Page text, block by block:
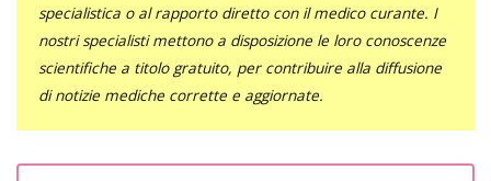
specialistica o al rapporto diretto con il medico curante. I
nostri specialisti mettono a disposizione le loro conoscenze
scientifiche a titolo gratuito, per contribuire alla diffusione
di notizie mediche corrette e aggiornate.